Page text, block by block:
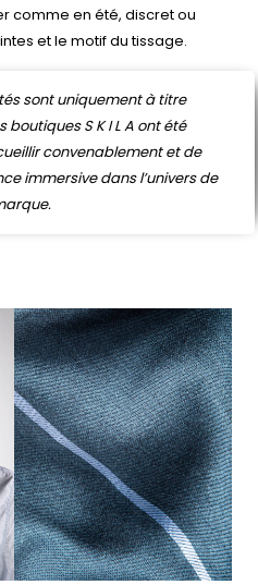
comme en été, discret ou
et le motif du tissage.
sont uniquement à titre
S K I L A ont été
convenablement et de
immersive dans l’univers de